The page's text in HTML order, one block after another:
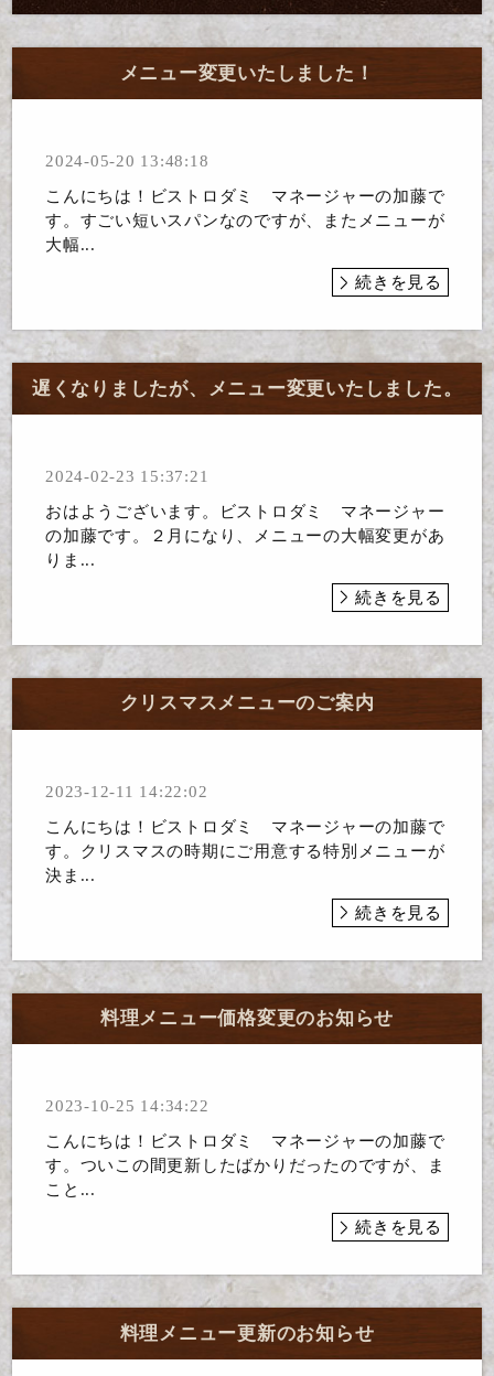
メニュー変更いたしました！
2024-05-20 13:48:18
こんにちは！ビストロダミ マネージャーの加藤で
す。すごい短いスパンなのですが、またメニューが
大幅...
続きを見る
遅くなりましたが、メニュー変更いたしました。
2024-02-23 15:37:21
おはようございます。ビストロダミ マネージャー
の加藤です。２月になり、メニューの大幅変更があ
りま...
続きを見る
クリスマスメニューのご案内
2023-12-11 14:22:02
こんにちは！ビストロダミ マネージャーの加藤で
す。クリスマスの時期にご用意する特別メニューが
決ま...
続きを見る
料理メニュー価格変更のお知らせ
2023-10-25 14:34:22
こんにちは！ビストロダミ マネージャーの加藤で
す。ついこの間更新したばかりだったのですが、ま
こと...
続きを見る
料理メニュー更新のお知らせ